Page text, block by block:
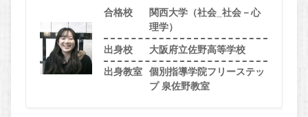
合格校
関西大学（社会_社会－心
理学）
出身校 大阪府立佐野高等学校
出身教室
個別指導学院フリーステッ
プ 泉佐野教室